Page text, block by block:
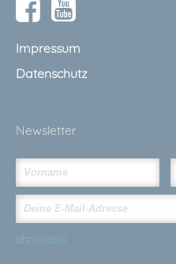
Impressum
Datenschutz
Newsletter
abmelden